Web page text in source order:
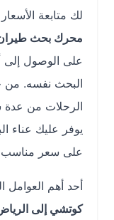
لك متابعة الأسعار
محرك بحث طيران
على الوصول إلى
البحث نفسه. من خلال
الرحلات من عدة
يوفر عليك عناء
على سعر مناسب
أحد أهم العوامل
كوتشي إلى الرياضهو